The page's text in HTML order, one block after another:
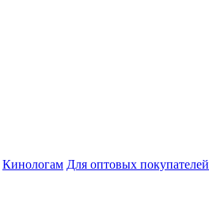
Кинологам Для оптовых покупателей